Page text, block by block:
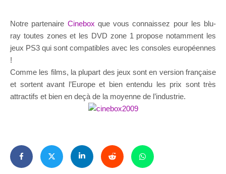
Notre partenaire Cinebox que vous connaissez pour les blu-
ray toutes zones et les DVD zone 1 propose notamment les
jeux PS3 qui sont compatibles avec les consoles européennes
!
Comme les films, la plupart des jeux sont en version française
et sortent avant l’Europe et bien entendu les prix sont très
attractifs et bien en deçà de la moyenne de l’industrie.